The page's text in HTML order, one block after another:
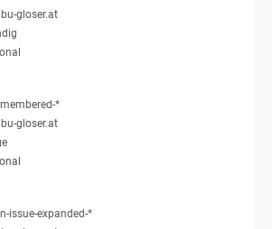
gloser.at
*
gloser.at
issue-expanded-*